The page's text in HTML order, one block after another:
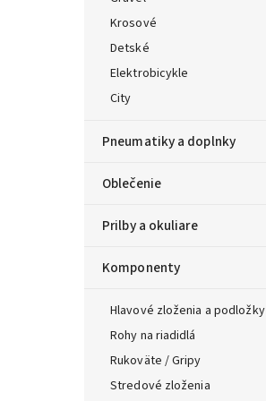
Krosové
Detské
Elektrobicykle
City
Pneumatiky a doplnky
Oblečenie
Prilby a okuliare
Komponenty
Hlavové zloženia a podložky
Rohy na riadidlá
Rukoväte / Gripy
Stredové zloženia